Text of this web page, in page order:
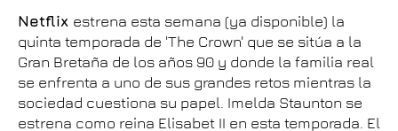
Netflix estrena esta semana (ya disponible) la
quinta temporada de 'The Crown' que se sitúa a la
Gran Bretaña de los años 90 y donde la familia real
se enfrenta a uno de sus grandes retos mientras la
sociedad cuestiona su papel. Imelda Staunton se
estrena como reina Elisabet II en esta temporada. El